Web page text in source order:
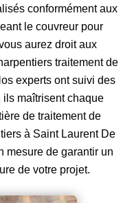
conformément aux
le couvreur pour
aurez droit aux
traitement de
experts ont suivi des
maîtrisent chaque
de traitement de
à Saint Laurent De
mesure de garantir un
de votre projet.